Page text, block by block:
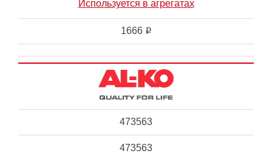
Используется в агрегатах
1666 i
473563
473563